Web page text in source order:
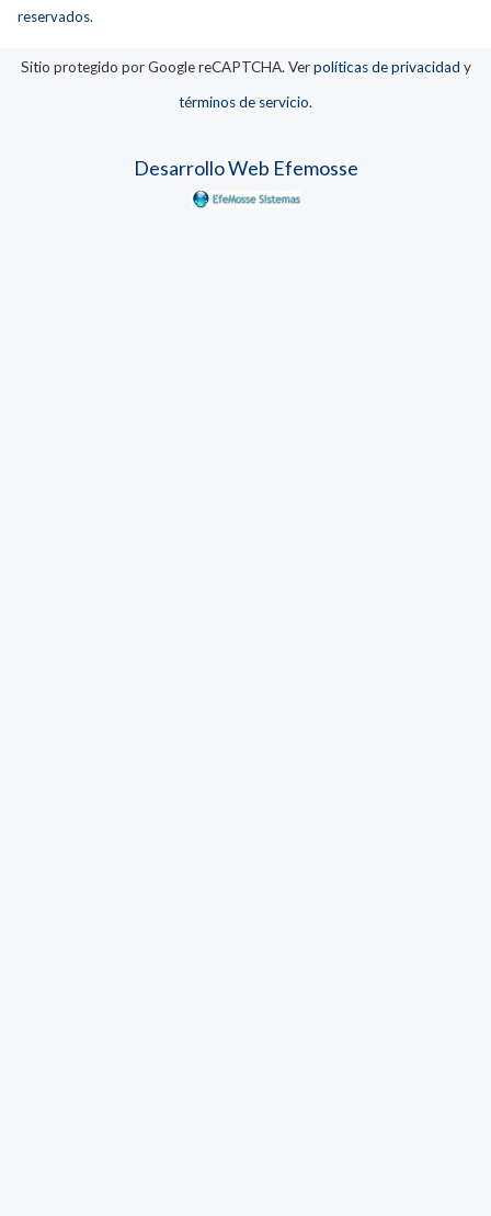
reservados.
Sitio protegido por Google reCAPTCHA. Verpolíticas de privacidad y
términos de servicio.
Desarrollo Web Efemosse